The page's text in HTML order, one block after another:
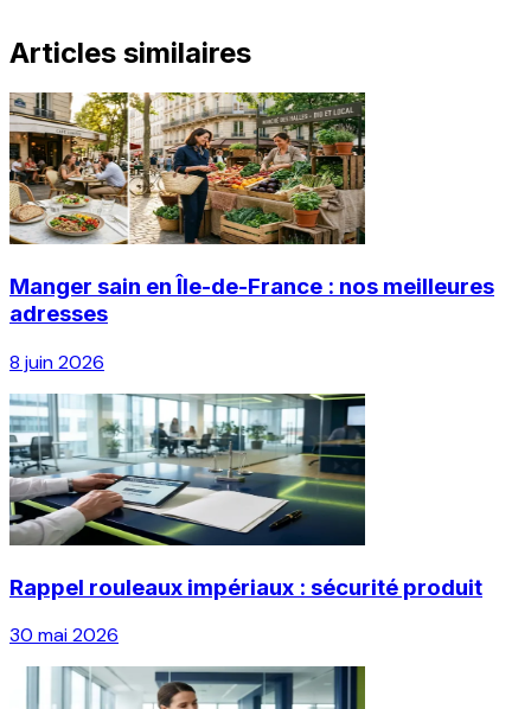
Articles similaires
Manger sain en Île-de-France : nos meilleures
adresses
8 juin 2026
Rappel rouleaux impériaux : sécurité produit
30 mai 2026